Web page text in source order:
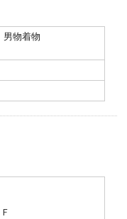
男物着物